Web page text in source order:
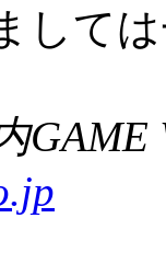
して
GAME